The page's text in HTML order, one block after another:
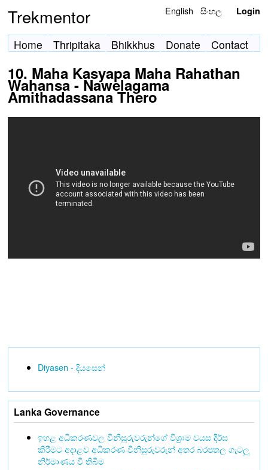
Trekmentor English සිංහල Login
Home Thripitaka Bhikkhus Donate Contact
10. Maha Kasyapa Maha Rahathan
Wahansa - Nawelagama
Amithadassana Thero
Diyasen - දියසෙන්
Lanka Governance
ඉහළ අධිකරණවල විනිසුරුවරුන්ගේ විශ්‍රාම වයස දීර්ඝ
කිරීමට අදාළව අධිකරණ විනිසුරුවරුන් අතර බරපතල ගැටලු
නිර්මාණය වී තිබීම